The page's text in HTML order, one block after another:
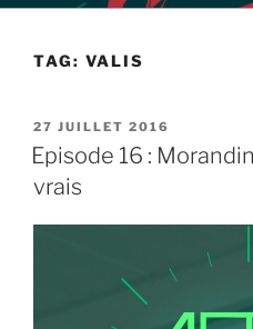
TAG: VALIS
PUBLIÉ
LE
27 JUILLET 2016
Episode 16 :
vrais